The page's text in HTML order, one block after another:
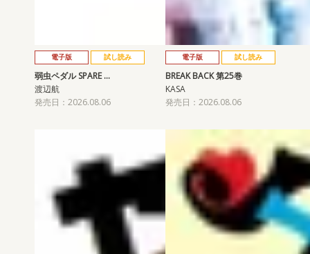
電子版 試し読み
弱虫ペダル SPARE …
渡辺航
発売日：2026.08.06
電子版 試し読み
BREAK BACK 第25巻
KASA
発売日：2026.08.06